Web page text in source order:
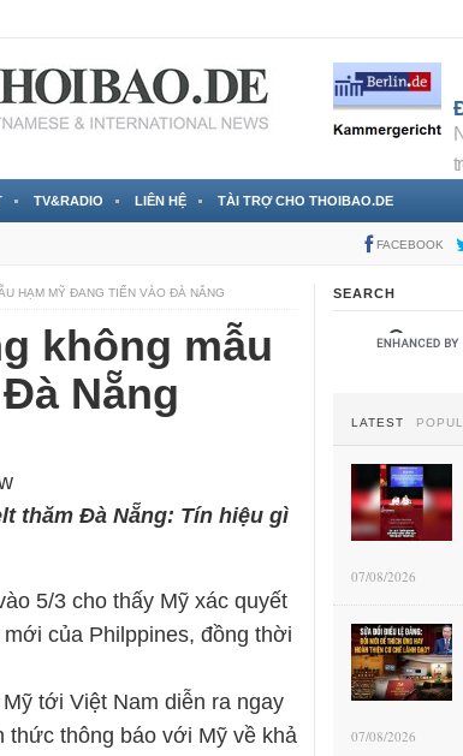
TV&RADIO LIÊN HỆ TÀI TRỢ CHO THOIBAO.DE
FACEBOOK
HẠM MỸ ĐANG TIẾN VÀO ĐÀ NẴNG
không mẫu
Nẵng
thăm Đà Nẵng: Tín hiệu gì
5/3 cho thấy Mỹ xác quyết
của Philppines, đồng thời
tới Việt Nam diễn ra ngay
thức thông báo với Mỹ về khả
SEARCH
LATEST
07/08/2026
07/08/2026